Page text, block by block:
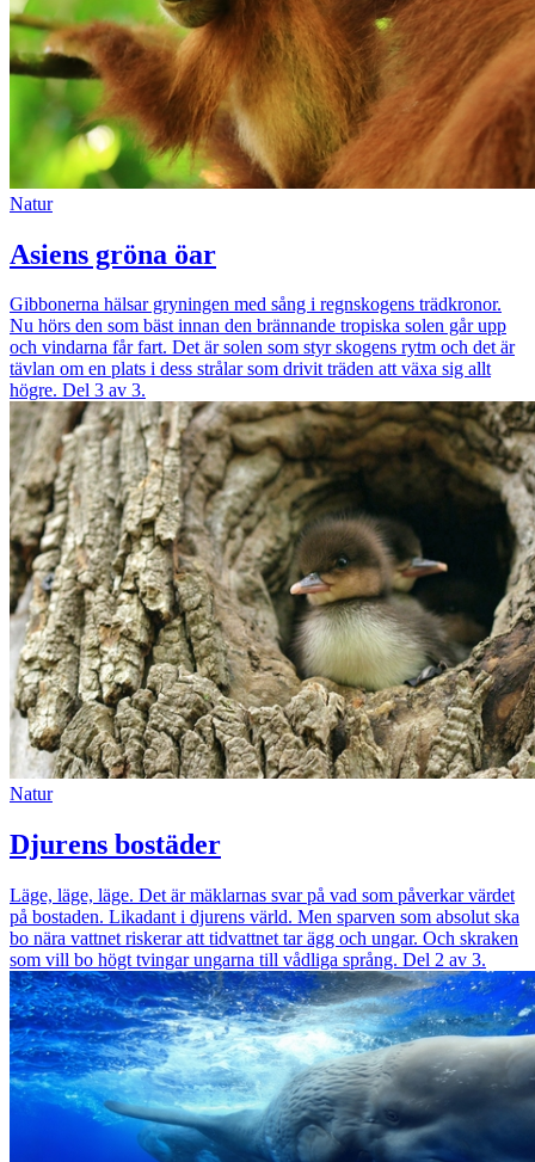
Natur
Asiens gröna öar
Gibbonerna hälsar gryningen med sång i regnskogens trädkronor.
Nu hörs den som bäst innan den brännande tropiska solen går upp
och vindarna får fart. Det är solen som styr skogens rytm och det är
tävlan om en plats i dess strålar som drivit träden att växa sig allt
högre. Del 3 av 3.
Natur
Djurens bostäder
Läge, läge, läge. Det är mäklarnas svar på vad som påverkar värdet
på bostaden. Likadant i djurens värld. Men sparven som absolut ska
bo nära vattnet riskerar att tidvattnet tar ägg och ungar. Och skraken
som vill bo högt tvingar ungarna till vådliga språng. Del 2 av 3.